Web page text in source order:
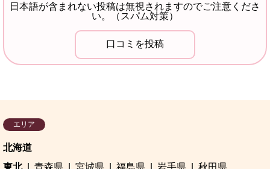
日本語が含まれない投稿は無視されますのでご注意くださ
い。（スパム対策）
エリア
北海道
東北
青森県 宮城県 福島県 岩手県
秋田県